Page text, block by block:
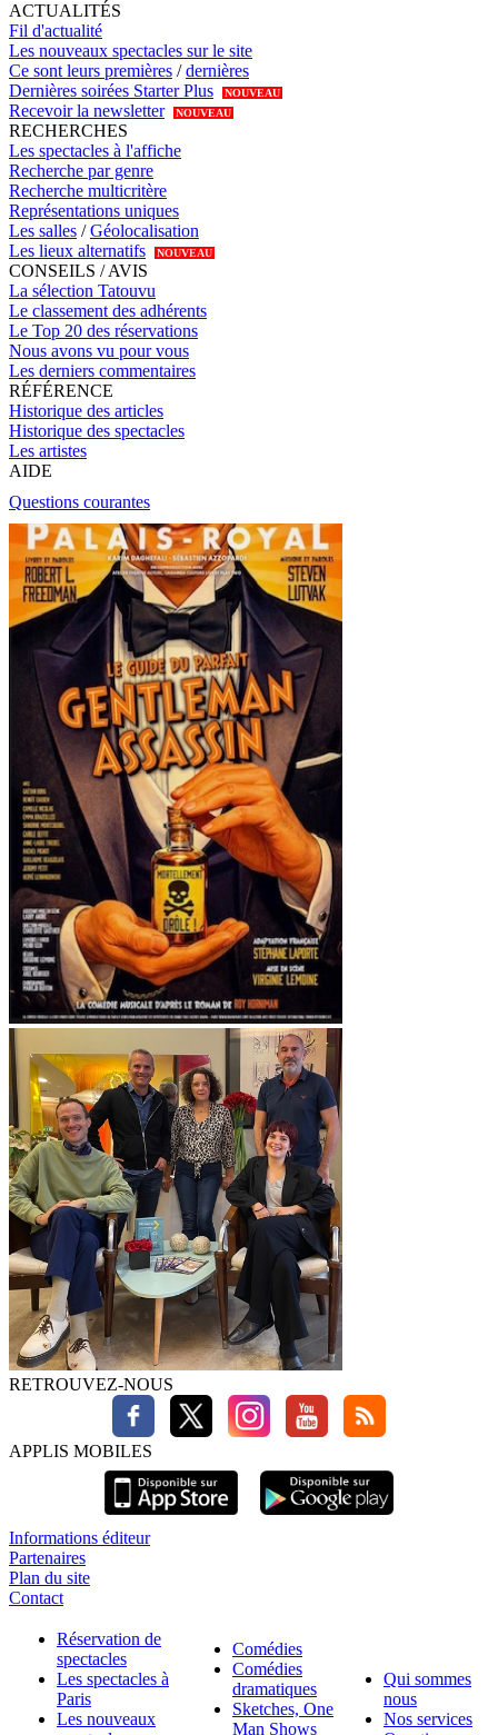
ACTUALITÉS
Fil d'actualité
Les nouveaux spectacles sur le site
Ce sont leurs premières /dernières
Dernières soirées Starter Plus
NOUVEAU
Recevoir la newsletter NOUVEAU
RECHERCHES
Les spectacles à l'affiche
Recherche par genre
Recherche multicritère
Représentations uniques
Les salles /Géolocalisation
Les lieux alternatifs
NOUVEAU
CONSEILS / AVIS
La sélection Tatouvu
Le classement des adhérents
Le Top 20 des réservations
Nous avons vu pour vous
Les derniers commentaires
RÉFÉRENCE
Historique des articles
Historique des spectacles
Les artistes
AIDE
Questions courantes
RETROUVEZ-NOUS
APPLIS MOBILES
Informations éditeur
Partenaires
Plan du site
Contact
Réservation de
spectacles
Les spectacles à
Paris
Les nouveaux
Comédies
Comédies
dramatiques
Sketches, One
Man Shows
Qui sommes
nous
Nos services